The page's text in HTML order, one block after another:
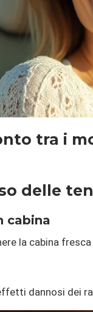
tra i
delle
cabina
la cabina
dannosi dei